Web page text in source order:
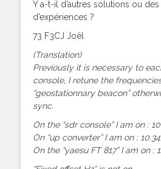
Y a-t-il d’autres solutions ou
d’expériences ?
73 F3CJ Joël
(Translation)
Previously it is necessary to
console, I retune the
“geostationnary beacon”
sync.
On the “sdr console” I am on :
On “up converter” I am on :
On the “yaesu FT 817” I am on :